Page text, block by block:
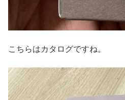
こちらはカタログですね。